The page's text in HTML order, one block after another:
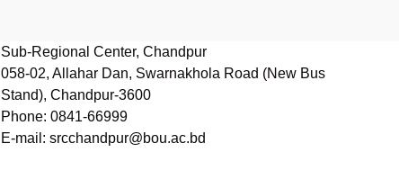
Sub-Regional Center, Chandpur
058-02, Allahar Dan, Swarnakhola Road (New Bus
Stand), Chandpur-3600
Phone: 0841-66999
E-mail: srcchandpur@bou.ac.bd